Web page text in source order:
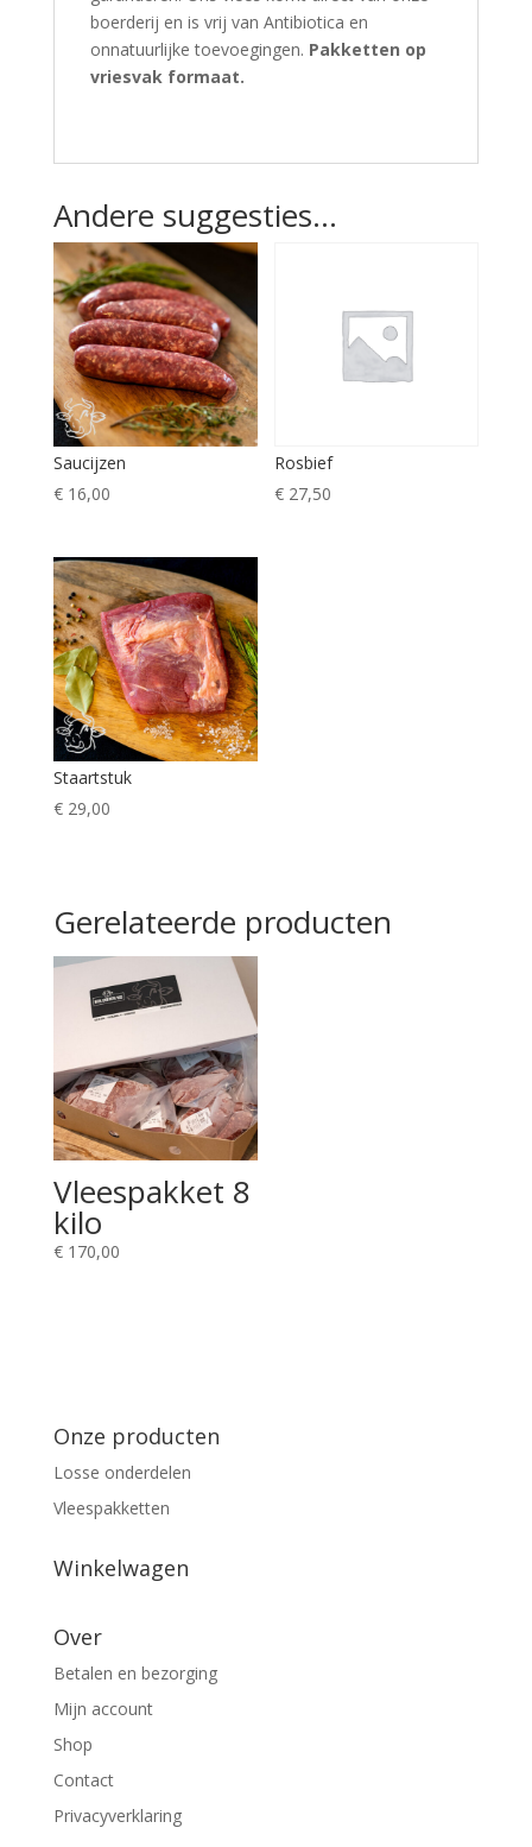
boerderij en is vrij van Antibiotica en
onnatuurlijke toevoegingen. Pakketten op
vriesvak formaat.
Andere suggesties…
Saucijzen
€16,00
Rosbief
€ 27,50
Staartstuk
€29,00
Gerelateerde producten
Vleespakket 8
kilo
€170,00
Onze producten
Losse onderdelen
Vleespakketten
Winkelwagen
Over
Betalen en bezorging
Mijn account
Shop
Contact
Privacyverklaring